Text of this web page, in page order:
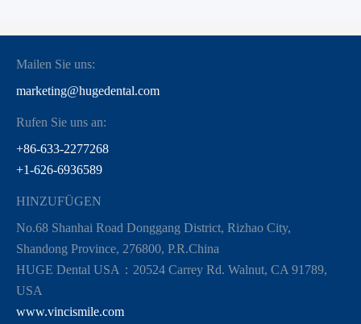
Mailen Sie uns:
marketing@hugedental.com
Rufen Sie uns an:
+86-633-2277268
+1-626-6936589
HINZUFÜGEN
No.68 Shanhai Road Donggang District, Rizhao City,
Shandong Province, 276800, P.R.China
HUGE Dental USA：20524 Carrey Rd. Walnut, CA 91789,
USA
www.vincismile.com